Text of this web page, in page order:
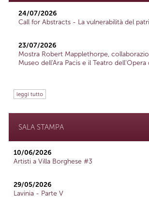
24/07/2026
Call for Abstracts - La vulnerabilità del
23/07/2026
Mostra Robert Mapplethorpe,
Museo dell'Ara Pacis e il Teatro dell'Opera
leggi tutto
SALA STAMPA
10/06/2026
Artisti a Villa Borghese #3
29/05/2026
Lavinia - Parte V